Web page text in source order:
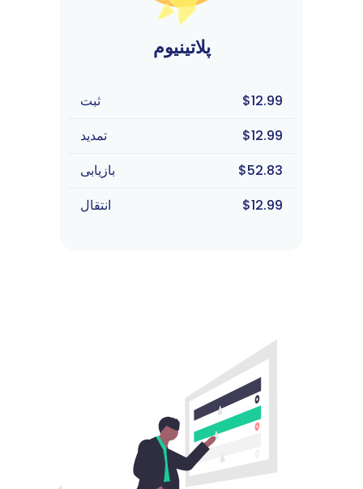
پلاتینیوم
$12.99
ثبت
$12.99
تمدید
$52.83
بازیابی
$12.99
انتقال